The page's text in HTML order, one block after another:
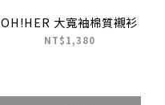
OH!HER 大寬袖棉質襯衫
NT$1,380